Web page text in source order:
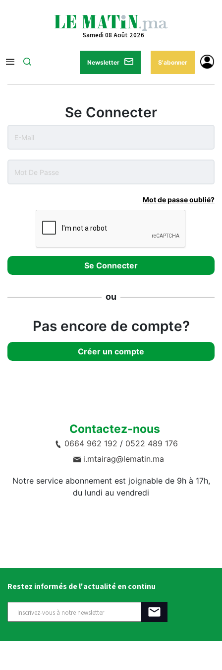
Samedi 08 Août 2026
Newsletter S'abonner
Se Connecter
Mot de passe oublié?
ou
Pas encore de compte?
Créer un compte
Contactez-nous
0664 962 192 / 0522 489 176
i.mtairag@lematin.ma
Notre service abonnement est joignable de 9h à 17h,
du lundi au vendredi
Restez informés de l'actualité en continu